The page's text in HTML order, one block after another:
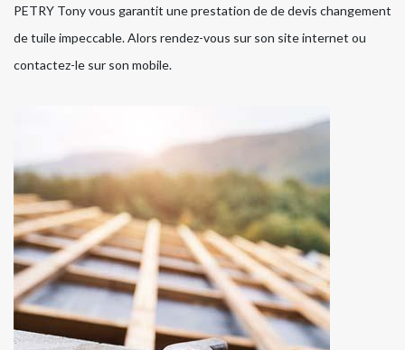
PETRY Tony vous garantit une prestation de de devis changement
de tuile impeccable. Alors rendez-vous sur son site internet ou
contactez-le sur son mobile.